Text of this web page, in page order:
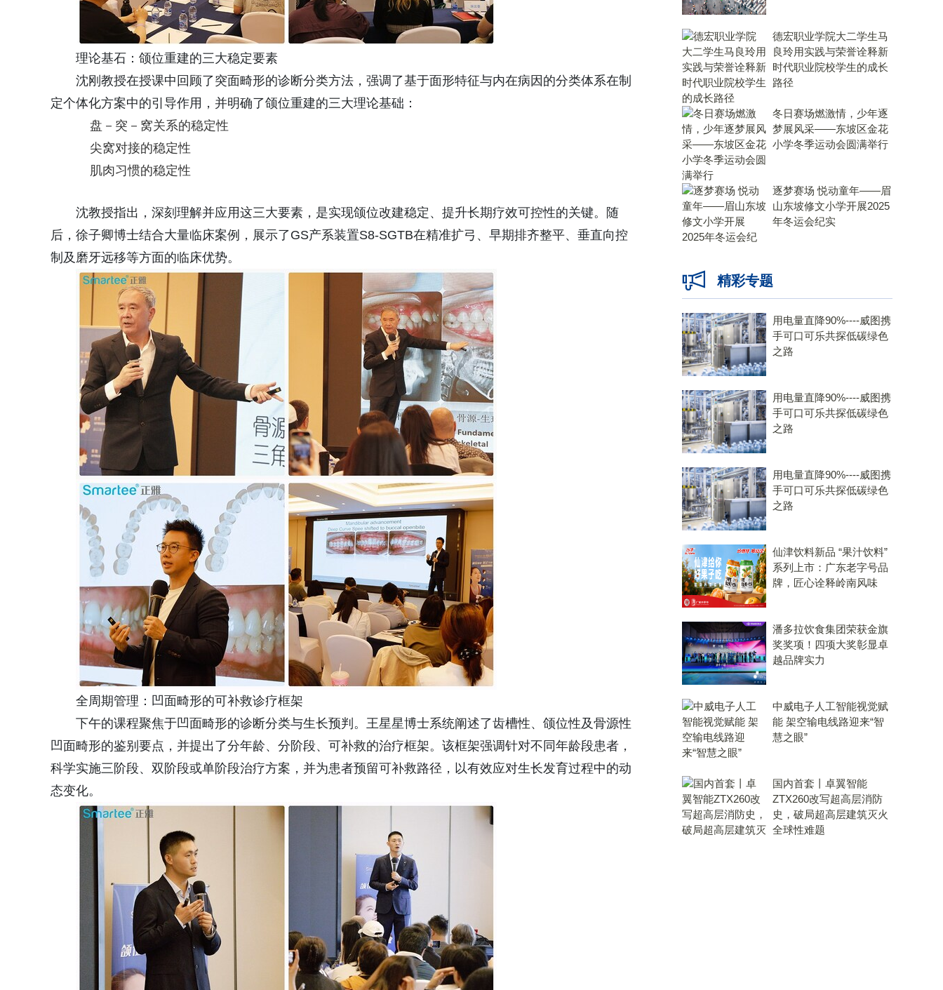
理论基石：颌位重建的三大稳定要素
沈刚教授在授课中回顾了突面畸形的诊断分类方法，强调了基于面形特征与内在病因的分类体系在制
定个体化方案中的引导作用，并明确了颌位重建的三大理论基础：
盘－突－窝关系的稳定性
尖窝对接的稳定性
肌肉习惯的稳定性
沈教授指出，深刻理解并应用这三大要素，是实现颌位改建稳定、提升长期疗效可控性的关键。随
后，徐子卿博士结合大量临床案例，展示了GS产系装置S8-SGTB在精准扩弓、早期排齐整平、垂直向控
制及磨牙远移等方面的临床优势。
全周期管理：凹面畸形的可补救诊疗框架
下午的课程聚焦于凹面畸形的诊断分类与生长预判。王星星博士系统阐述了齿槽性、颌位性及骨源性
凹面畸形的鉴别要点，并提出了分年龄、分阶段、可补救的治疗框架。该框架强调针对不同年龄段患者，
科学实施三阶段、双阶段或单阶段治疗方案，并为患者预留可补救路径，以有效应对生长发育过程中的动
态变化。
德宏职业学院大二学生马
良玲用实践与荣誉诠释新
时代职业院校学生的成长
路径
冬日赛场燃激情，少年逐
梦展风采——东坡区金花
小学冬季运动会圆满举行
逐梦赛场 悦动童年——眉
山东坡修文小学开展2025
年冬运会纪实
精彩专题
用电量直降90%----威图携
手可口可乐共探低碳绿色
之路
用电量直降90%----威图携
手可口可乐共探低碳绿色
之路
用电量直降90%----威图携
手可口可乐共探低碳绿色
之路
仙津饮料新品 “果汁饮料”
系列上市：广东老字号品
牌，匠心诠释岭南风味
潘多拉饮食集团荣获金旗
奖奖项！四项大奖彰显卓
越品牌实力
中威电子人工智能视觉赋
能 架空输电线路迎来“智
慧之眼”
国内首套丨卓翼智能
ZTX260改写超高层消防
史，破局超高层建筑灭火
全球性难题